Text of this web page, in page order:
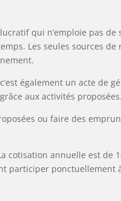
qui n’emploie pas
Les seules sources
également un acte
aux activités proposées.
ou faire des
cotisation annuelle est
participer